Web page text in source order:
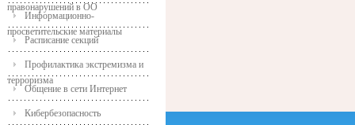
правонарушений в ОО
Информационно-
просветительские материалы
Расписание секций
Профилактика экстремизма и
терроризма
Общение в сети Интернет
Кибербезопасность